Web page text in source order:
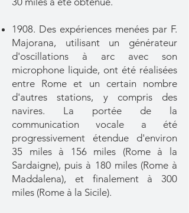
1908. Des expériences menées par F.
Majorana, utilisant un générateur
d'oscillations à arc avec son
microphone liquide, ont été réalisées
entre Rome et un
certain nombre
d'autres stations, y compris des
navires. La portée de la
communication vocale a été
progressivement étendue d'environ
35 miles à 156 miles (Rome à la
Sardaigne), puis à 180 miles (Rome à
Maddalena), et finalement à 300
miles (Rome à la Sicile).